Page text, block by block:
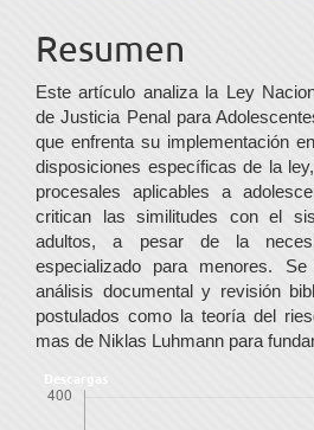
Resumen
Este artículo analiza la Ley
de Justicia Penal para
que enfrenta su implementación
disposiciones específicas de la
procesales aplicables a
critican las similitudes con el
adultos, a pesar de la
especializado para menores.
análisis documental y revisión
postulados como la teoría del
mas de Niklas Luhmann para
Descargas